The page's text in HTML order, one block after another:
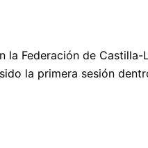
Federación de Castilla-
la primera sesión